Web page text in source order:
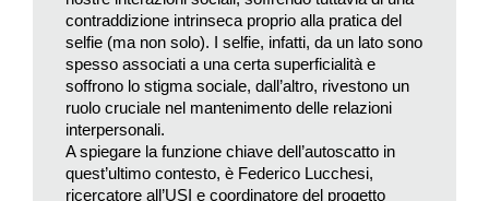
memoria e alla perdita della madre, l’opera, dunque, torna a
esplorare temi universali come la relazione tra presente e
passato, ma soprattutto rimette in gioco il tentativo di
preservare la memoria attraverso le immagini.
La Ricci, in preda al dolore, affronterà questa perdita, per i
successivi dieci anni, con una creatività inusuale e non
progettata, ma frutto di un suo estremo bisogno, che la vede
contraddizione intrinseca proprio alla pratica del
selfie (ma non solo). I selfie, infatti, da un lato sono
spesso associati a una certa superficialità e
soffrono lo stigma sociale, dall’altro, rivestono un
ruolo cruciale nel mantenimento delle relazioni
interpersonali.
A spiegare la funzione chiave dell’autoscatto in
quest’ultimo contesto, è Federico Lucchesi,
ricercatore all’USI e coordinatore del progetto